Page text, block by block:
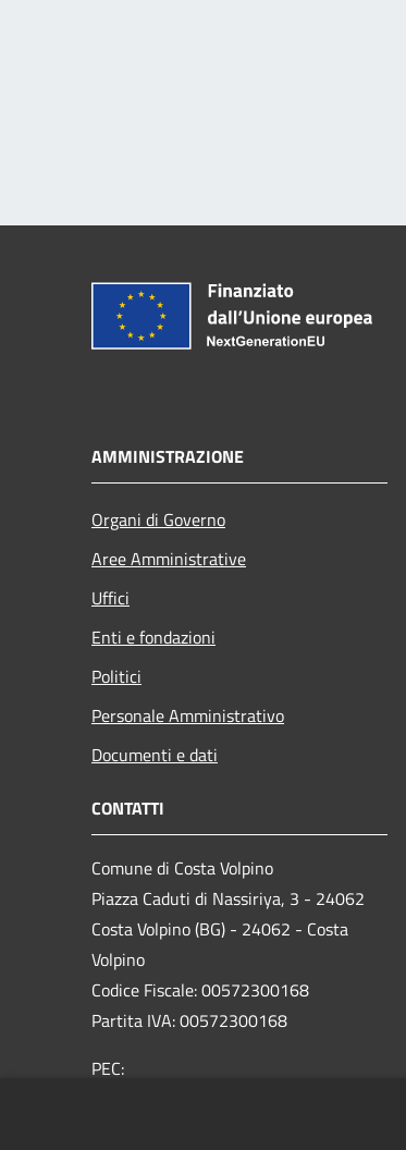
AMMINISTRAZIONE
Organi di Governo
Aree Amministrative
Uffici
Enti e fondazioni
Politici
Personale Amministrativo
Documenti e dati
CONTATTI
Comune di Costa Volpino
Piazza Caduti di Nassiriya, 3 - 24062
Costa Volpino (BG) - 24062 - Costa
Volpino
Codice Fiscale: 00572300168
Partita IVA: 00572300168
PEC: